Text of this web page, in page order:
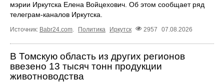
мэрии Иркутска Елена Войцехович. Об этом сообщает ряд
телеграм‑каналов Иркутска.
Источник: Babr24.com Политика Иркутск 2957 07.08.2026
В Томскую область из других регионов
ввезено 13 тысяч тонн продукции
животноводства